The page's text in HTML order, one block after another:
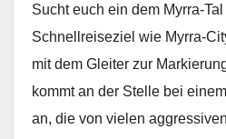
Sucht euch ein dem Myrra-
Schnellreiseziel wie Myrra-
mit dem Gleiter zur
kommt an der Stelle bei
an, die von vielen